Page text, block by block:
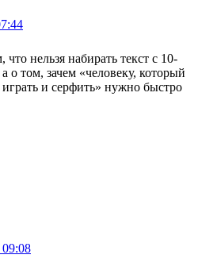
нельзя набирать текст с 10-
о том, зачем «человеку, который
и серфить» нужно быстро